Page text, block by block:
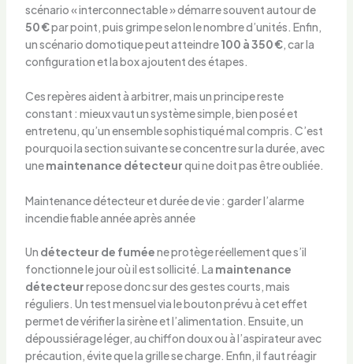
scénario « interconnectable » démarre souvent autour de
50 €par point, puis grimpe selon le nombre d’unités. Enfin,
un scénario domotique peut atteindre100 à 350 €, car la
configuration et la box ajoutent des étapes.
Ces repères aident à arbitrer, mais un principe reste
constant : mieux vaut un système simple, bien posé et
entretenu, qu’un ensemble sophistiqué mal compris. C’est
pourquoi la section suivante se concentre sur la durée, avec
unemaintenance détecteurqui ne doit pas être oubliée.
Maintenance détecteur et durée de vie : garder l’alarme
incendie fiable année après année
Un détecteur de fuméene protège réellement que s’il
fonctionne le jour où il est sollicité. La maintenance
détecteurrepose donc sur des gestes courts, mais
réguliers. Un test mensuel via le bouton prévu à cet effet
permet de vérifier la sirène et l’alimentation. Ensuite, un
dépoussiérage léger, au chiffon doux ou à l’aspirateur avec
précaution, évite que la grille se charge. Enfin, il faut réagir